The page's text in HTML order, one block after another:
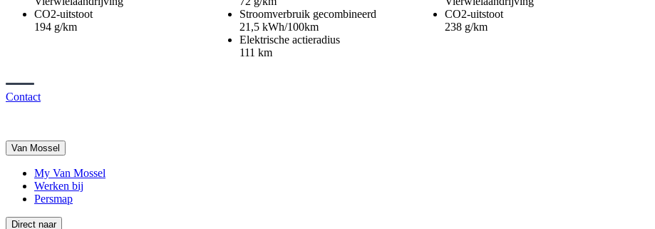
CO2-uitstoot
194 g/km
Stroomverbruik gecombineerd
21,5 kWh/100km
Elektrische actieradius
111 km
CO2-uitstoot
238 g/km
Contact
Van Mossel
My Van Mossel
Werken bij
Persmap
Direct naar